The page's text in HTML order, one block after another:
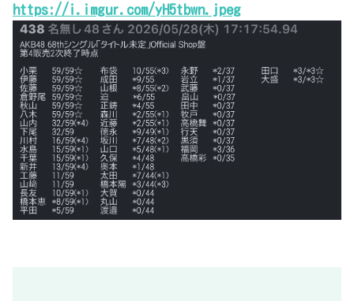
https://i.imgur.com/yH5tbwn.jpeg